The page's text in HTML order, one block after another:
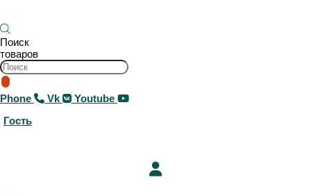
Поиск
товаров
Phone Vk
Youtube
Гость